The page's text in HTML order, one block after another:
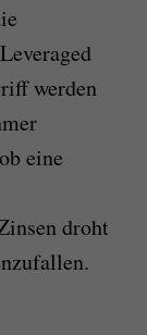
werden
eine
droht